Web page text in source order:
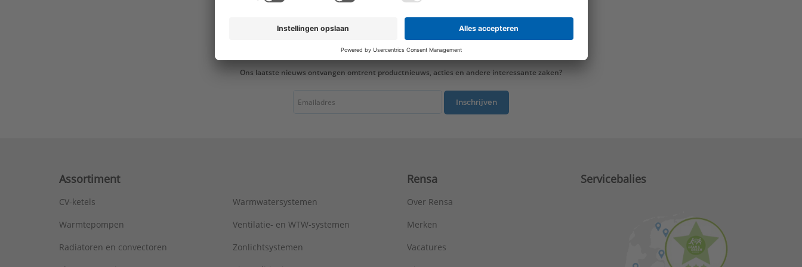
Mediumtemperatuur (continu):
-40 - 315 °C
Nom. diameter: DN 32
Oppervlaktebehandeling:
Onbehandeld
Oppervlaktebescherming: Elektrolytisch verzinkt
Sluitvoorziening: Dubbel schroef
Uitwendige buisdiameter:
Ons laatste nieuws ontvangen omtrent productnieuws, acties en andere interessante zaken?
Inschrijven
Assortiment
CV-ketels
Warmtepompen
Radiatoren en convectoren
Warmwatersystemen
Ventilatie- en WTW-systemen
Zonlichtsystemen
Rensa
Over Rensa
Merken
Vacatures
Servicebalies